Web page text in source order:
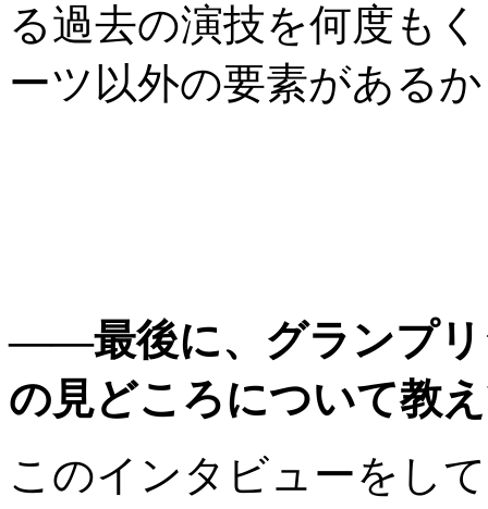
る過去の演技を何度も
ーツ以外の要素がある
——最後に、グランプリ
の見どころについて教
このインタビューをし